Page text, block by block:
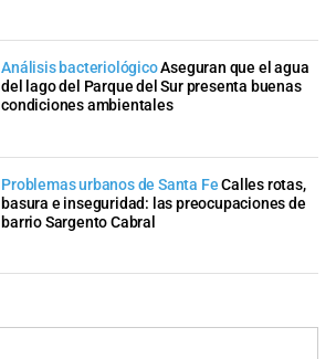
Análisis bacteriológicoAseguran que el agua
del lago del Parque del Sur presenta buenas
condiciones ambientales
Problemas urbanos de Santa FeCalles rotas,
basura e inseguridad: las preocupaciones de
barrio Sargento Cabral